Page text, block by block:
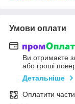
Умови оплати
Ви отримаєте
або гроші
Детальніше
Оплатити